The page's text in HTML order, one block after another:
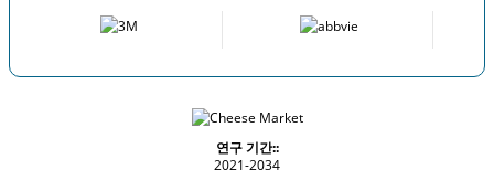
연구 기간::
2021-2034